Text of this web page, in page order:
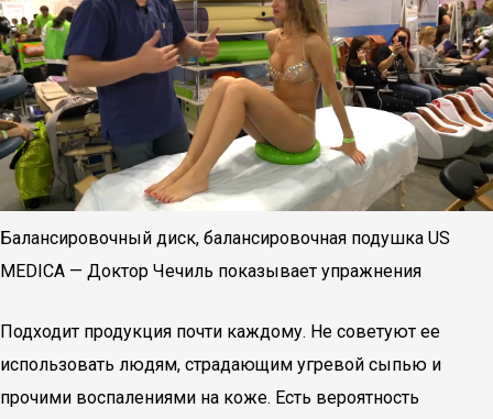
Балансировочный диск, балансировочная подушка US
MEDICA — Доктор Чечиль показывает упражнения
Подходит продукция почти каждому. Не советуют ее
использовать людям, страдающим угревой сыпью и
прочими воспалениями на коже. Есть вероятность